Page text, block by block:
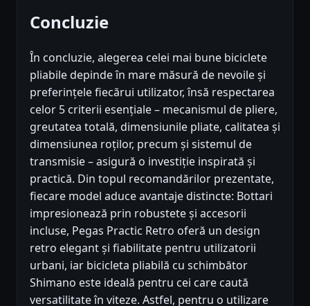
Concluzie
În concluzie, alegerea celei mai bune biciclete
pliabile depinde în mare măsură de nevoile și
preferințele fiecărui utilizator, însă respectarea
celor 5 criterii esențiale – mecanismul de pliere,
greutatea totală, dimensiunile pliate, calitatea și
dimensiunea roților, precum și sistemul de
transmisie – asigură o investiție inspirată și
practică. Din topul recomandărilor prezentate,
fiecare model aduce avantaje distincte: Bottari
impresionează prin robustete și accesorii
incluse, Pegas Practic Retro oferă un design
retro elegant și fiabilitate pentru utilizatorii
urbani, iar bicicleta pliabilă cu schimbător
Shimano este ideală pentru cei care caută
versatilitate în viteze. Astfel, pentru o utilizare